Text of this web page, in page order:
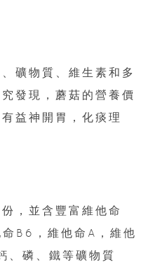
礦物質、維生素和多
發現，蘑菇的營養價
益神開胃，化痰理
，並含豐富維他命
B6，維他命A，維他
、磷、鐵等礦物質